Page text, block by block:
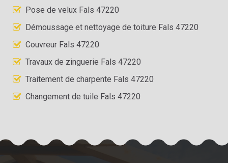
Pose de velux Fals 47220
Démoussage et nettoyage de toiture Fals 47220
Couvreur Fals 47220
Travaux de zinguerie Fals 47220
Traitement de charpente Fals 47220
Changement de tuile Fals 47220